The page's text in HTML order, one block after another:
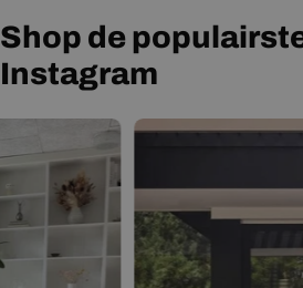
Shop de
Instagram